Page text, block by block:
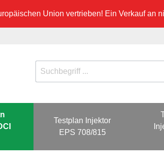
Union vertrieben! Ein Verkauf an
Testplan Injektor
EPS 708/815